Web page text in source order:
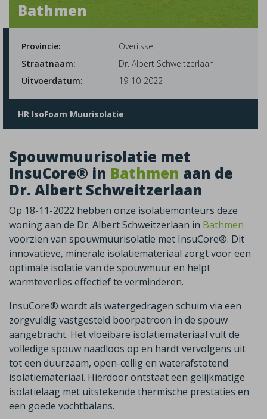
Bathmen
Provincie:
Overijssel
Straatnaam:
Dr. Albert Schweitzerlaan
Uitvoerdatum:
19-10-2022
HR IsoFoam Muurisolatie
Spouwmuurisolatie met
InsuCore® in Bathmen aan de
Dr. Albert Schweitzerlaan
Op 18-11-2022 hebben onze isolatiemonteurs deze
woning aan de Dr. Albert Schweitzerlaan in Bathmen
voorzien van spouwmuurisolatie met InsuCore®. Dit
innovatieve, minerale isolatiemateriaal zorgt voor een
optimale isolatie van de spouwmuur en helpt
warmteverlies effectief te verminderen.
InsuCore® wordt als watergedragen schuim via een
zorgvuldig vastgesteld boorpatroon in de spouw
aangebracht. Het vloeibare isolatiemateriaal vult de
volledige spouw naadloos op en hardt vervolgens uit
tot een duurzaam, open-cellig en waterafstotend
isolatiemateriaal. Hierdoor ontstaat een gelijkmatige
isolatielaag met uitstekende thermische prestaties en
een goede vochtbalans.